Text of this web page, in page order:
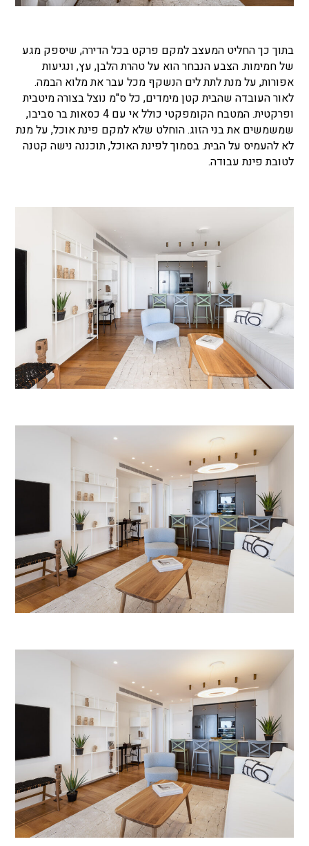
בתוך כך החליט המעצב למקם פרקט בכל הדירה, שיספק מגע
של חמימות. הצבע הנבחר הוא על טהרת הלבן, עץ, ונגיעות
אפורות, על מנת לתת לים הנשקף מכל עבר את מלוא הבמה.
לאור העובדה שהבית קטן מימדים, כל ס"מ נוצל בצורה מיטבית
ופרקטית. המטבח הקומפקטי כולל אי עם 4 כסאות בר סביבו,
שמשמשים את בני הזוג. הוחלט שלא למקם פינת אוכל, על מנת
לא להעמיס על הבית. בסמוך לפינת האוכל, תוכננה נישה קטנה
לטובת פינת עבודה.